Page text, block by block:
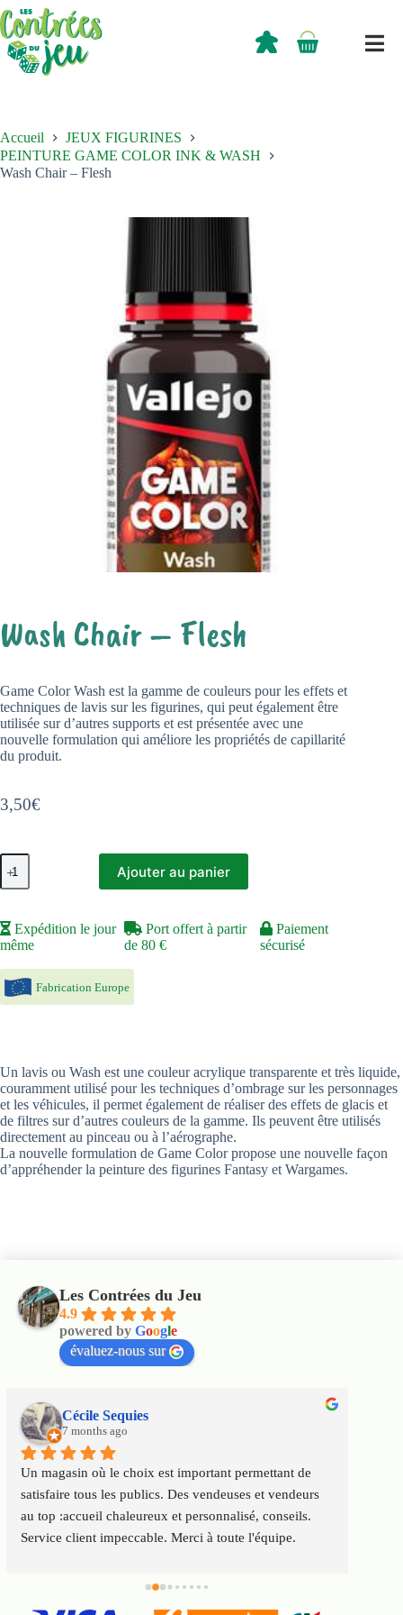
Passer
au
contenu
Panier
0,00
Accueil
JEUX FIGURINES
PEINTURE GAME COLOR INK & WASH
Wash Chair – Flesh
Wash Chair – Flesh
3,50€
Game Color Wash est la gamme de couleurs pour les effets et
techniques de lavis sur les figurines, qui peut également être
utilisée sur d’autres supports et est présentée avec une
nouvelle formulation qui améliore les propriétés de capillarité
du produit.
quantité
de
Wash
-
Flesh
Ajouter au panier
Expédition le jour
même
Port offert à partir
de 80 €
Paiement
sécurisé
Fabrication Europe
Un lavis ou Wash est une couleur acrylique transparente et très liquide,
couramment utilisé pour les techniques d’ombrage sur les personnages
et les véhicules, il permet également de réaliser des effets de glacis et
de filtres sur d’autres couleurs de la gamme. Ils peuvent être utilisés
directement au pinceau ou à l’aérographe.
La nouvelle formulation de Game Color propose une nouvelle façon
d’appréhender la peinture des figurines Fantasy et Wargames.
Les Contrées du Jeu
4.9
powered by Google
évaluez-nous sur
Cécile Sequies
7 months ago
Un magasin où le choix est important permettant de
satisfaire tous les publics. Des vendeuses et vendeurs
au top :accueil chaleureux et personnalisé, conseils.
Service client impeccable. Merci à toute l'équipe.